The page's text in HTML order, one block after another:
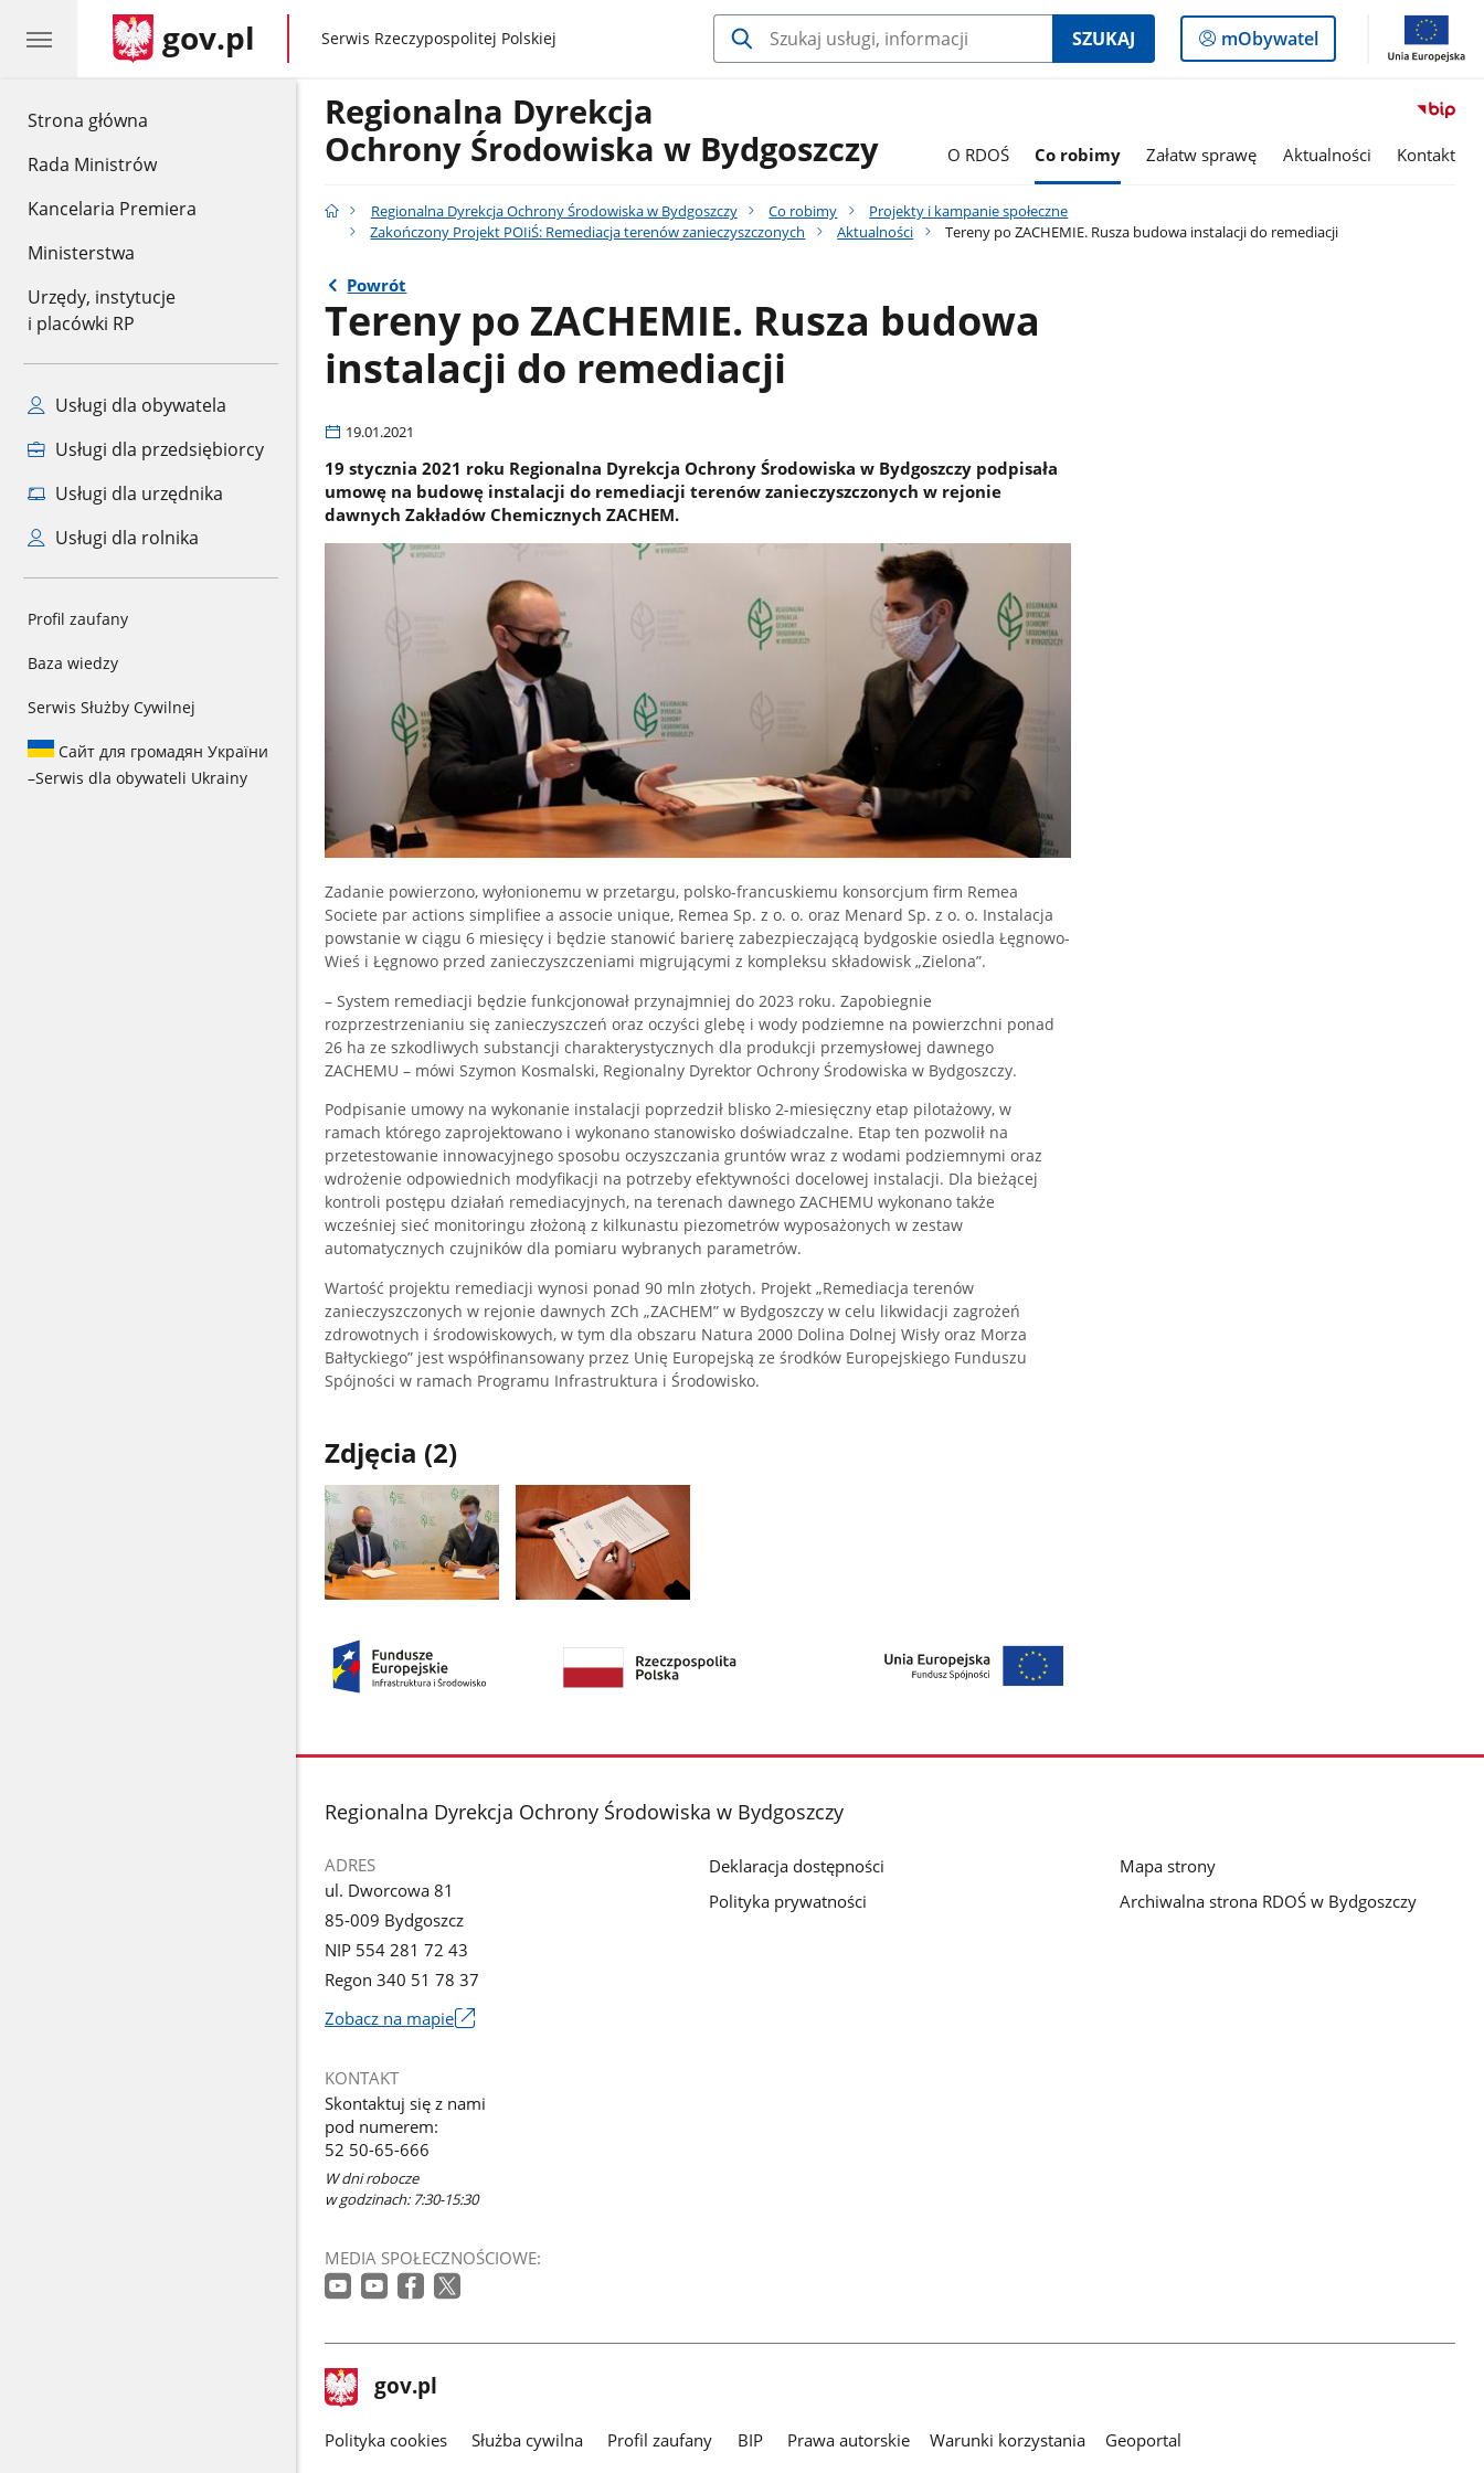
Strona główna
Rada Ministrów
Kancelaria Premiera
Ministerstwa
Urzędy, instytucje
i placówki RP
Usługi dla obywatela
Usługi dla przedsiębiorcy
Usługi dla urzędnika
Usługi dla rolnika
Profil zaufany
Baza wiedzy
Serwis Służby Cywilnej
Сайт для громадян України
–Serwis dla obywateli Ukrainy
gov.pl gov.pl
Serwis Rzeczypospolitej Polskiej SZUKAJ
Logowanie
do
mObywatel
Regionalna Dyrekcja
Ochrony Środowiska w Bydgoszczy
O RDOŚ Co robimy Załatw sprawę Aktualności Kontakt
Regionalna Dyrekcja Ochrony Środowiska w Bydgoszczy Co robimy
Projekty i kampanie społeczne
Zakończony Projekt POIiŚ: Remediacja terenów zanieczyszczonych
Aktualności Tereny po ZACHEMIE. Rusza budowa instalacji do remediacji
Powrót
Tereny po ZACHEMIE. Rusza budowa
instalacji do remediacji
19.01.2021
19 stycznia 2021 roku Regionalna Dyrekcja Ochrony Środowiska w Bydgoszczy podpisała
umowę na budowę instalacji do remediacji terenów zanieczyszczonych w rejonie
dawnych Zakładów Chemicznych ZACHEM.
Zadanie powierzono, wyłonionemu w przetargu, polsko-francuskiemu konsorcjum firm Remea
Societe par actions simplifiee a associe unique, Remea Sp. z o. o. oraz Menard Sp. z o. o. Instalacja
powstanie w ciągu 6 miesięcy i będzie stanowić barierę zabezpieczającą bydgoskie osiedla Łęgnowo-
Wieś i Łęgnowo przed zanieczyszczeniami migrującymi z kompleksu składowisk „Zielona”.
– System remediacji będzie funkcjonowałprzynajmniej do 2023 roku. Zapobiegnie
rozprzestrzenianiu się zanieczyszczeń oraz oczyści glebę i wody podziemne na powierzchni ponad
26 ha ze szkodliwych substancji charakterystycznych dla produkcji przemysłowej dawnego
ZACHEMU – mówi Szymon Kosmalski, Regionalny Dyrektor Ochrony Środowiska w Bydgoszczy.
Podpisanie umowy na wykonanie instalacji poprzedził blisko 2-miesięczny etap pilotażowy, w
ramach którego zaprojektowano i wykonano stanowisko doświadczalne. Etap ten pozwolił na
przetestowanie innowacyjnego sposobu oczyszczania gruntów wraz z wodami podziemnymi oraz
wdrożenie odpowiednich modyfikacji na potrzeby efektywności docelowej instalacji. Dla bieżącej
kontroli postępu działań remediacyjnych, na terenach dawnego ZACHEMU wykonano także
wcześniej sieć monitoringu złożoną z kilkunastu piezometrów wyposażonych w zestaw
automatycznych czujników dla pomiaru wybranych parametrów.
Wartość projektu remediacji wynosi ponad 90 mln złotych. Projekt „Remediacja terenów
zanieczyszczonych w rejonie dawnych ZCh „ZACHEM” w Bydgoszczy w celu likwidacji zagrożeń
zdrowotnych i środowiskowych, w tym dla obszaru Natura 2000 Dolina Dolnej Wisły oraz Morza
Bałtyckiego” jest współfinansowany przez Unię Europejską ze środków Europejskiego Funduszu
Spójności w ramach Programu Infrastruktura i Środowisko.
Zdjęcia (2)
stopka
Regionalna Dyrekcja Ochrony Środowiska w Bydgoszczy
ADRES
ul. Dworcowa 81
85-009 Bydgoszcz
NIP 554 281 72 43
Regon 340 51 78 37
Zobacz na mapie
się
w
nowym
oknie
KONTAKT
Skontaktuj się z nami
pod numerem:
52 50-65-666
W dni robocze
w godzinach: 7:30-15:30
MEDIA SPOŁECZNOŚCIOWE:
Deklaracja dostępności
Polityka prywatności
Mapa strony
Archiwalna strona RDOŚ w Bydgoszczy
stopka
gov.pl Strona
gov.pl
gov.pl
Polityka cookies Służba cywilna Profil zaufany BIP Prawa autorskie Warunki korzystania
Geoportal